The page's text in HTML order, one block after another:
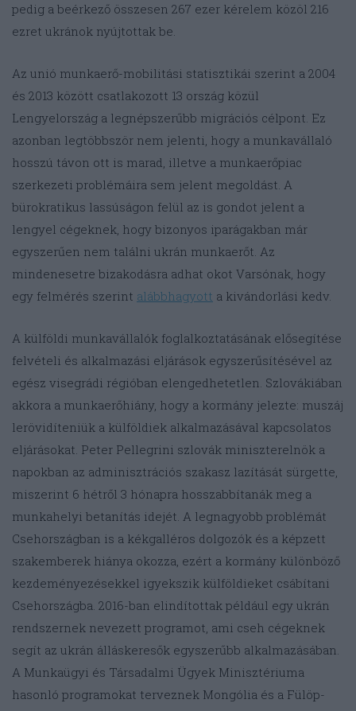
pedig a beérkező összesen 267 ezer kérelem közöl 216
ezret ukránok nyújtottak be.
Az unió munkaerő-mobilitási statisztikái szerint a 2004
és 2013 között csatlakozott 13 ország közül
Lengyelország a legnépszerűbb migrációs célpont. Ez
azonban legtöbbször nem jelenti, hogy a munkavállaló
hosszú távon ott is marad, illetve a munkaerőpiac
szerkezeti problémáira sem jelent megoldást. A
bürokratikus lassúságon felül az is gondot jelent a
lengyel cégeknek, hogy bizonyos iparágakban már
egyszerűen nem találni ukrán munkaerőt. Az
mindenesetre bizakodásra adhat okot Varsónak, hogy
egy felmérés szerint alábbhagyott a kivándorlási kedv.
A külföldi munkavállalók foglalkoztatásának elősegítése
felvételi és alkalmazási eljárások egyszerűsítésével az
egész visegrádi régióban elengedhetetlen. Szlovákiában
akkora a munkaerőhiány, hogy a kormány jelezte: muszáj
lerövidíteniük a külföldiek alkalmazásával kapcsolatos
eljárásokat. Peter Pellegrini szlovák miniszterelnök a
napokban az adminisztrációs szakasz lazítását sürgette,
miszerint 6 hétről 3 hónapra hosszabbítanák meg a
munkahelyi betanítás idejét. A legnagyobb problémát
Csehországban is a kékgalléros dolgozók és a képzett
szakemberek hiánya okozza, ezért a kormány különböző
kezdeményezésekkel igyekszik külföldieket csábítani
Csehországba. 2016-ban elindítottak például egy ukrán
rendszernek nevezett programot, ami cseh cégeknek
segít az ukrán álláskeresők egyszerűbb alkalmazásában.
A Munkaügyi és Társadalmi Ügyek Minisztériuma
hasonló programokat terveznek Mongólia és a Fülöp-